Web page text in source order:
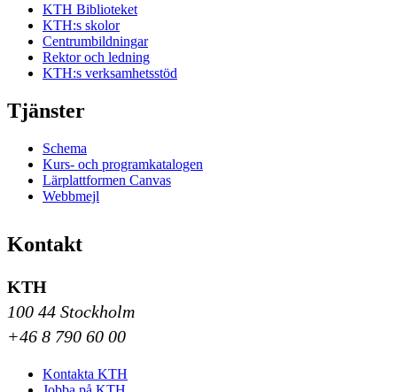
KTH Biblioteket
KTH:s skolor
Centrumbildningar
Rektor och ledning
KTH:s verksamhetsstöd
Tjänster
Schema
Kurs- och programkatalogen
Lärplattformen Canvas
Webbmejl
Kontakt
KTH
100 44 Stockholm
+46 8 790 60 00
Kontakta KTH